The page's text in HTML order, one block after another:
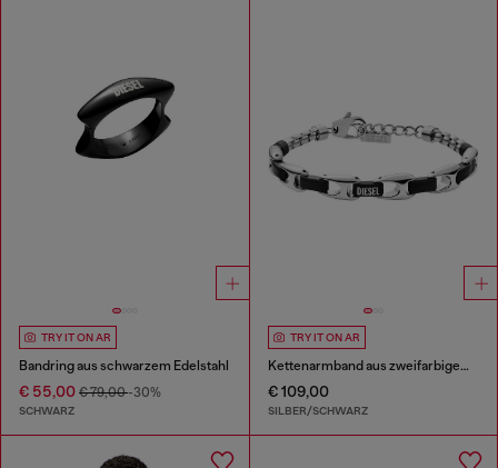
TRY IT ON AR
Bandring aus schwarzem Edelstahl
€ 55,00 € 79,00-30%
SCHWARZ
TRY IT ON AR
Kettenarmband aus zweifarbigem Edelstahl
€ 109,00
SILBER/SCHWARZ